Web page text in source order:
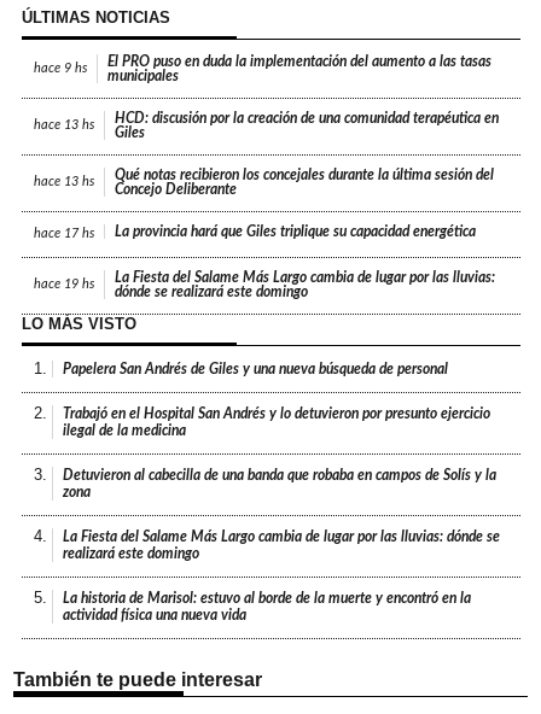
ÚLTIMAS NOTICIAS
hace 9 hs
El PRO puso en duda la implementación del aumento a las tasas
municipales
hace 13 hs
HCD: discusión por la creación de una comunidad terapéutica en
Giles
hace 13 hs
Qué notas recibieron los concejales durante la última sesión del
Concejo Deliberante
hace 17 hs La provincia hará que Giles triplique su capacidad energética
hace 19 hs
La Fiesta del Salame Más Largo cambia de lugar por las lluvias:
dónde se realizará este domingo
LO MÁS VISTO
1. Papelera San Andrés de Giles y una nueva búsqueda de personal
2.
Trabajó en el Hospital San Andrés y lo detuvieron por presunto ejercicio
ilegal de la medicina
3.
Detuvieron al cabecilla de una banda que robaba en campos de Solís y la
zona
4.
La Fiesta del Salame Más Largo cambia de lugar por las lluvias: dónde se
realizará este domingo
5.
La historia de Marisol: estuvo al borde de la muerte y encontró en la
actividad física una nueva vida
También te puede interesar